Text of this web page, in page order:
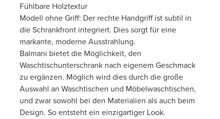
Fühlbare Holztextur
Modell ohne Griff: Der rechte Handgriff ist subtil in
die Schrankfront integriert. Dies sorgt für eine
markante, moderne Ausstrahlung.
Balmani bietet die Möglichkeit, den
Waschtischunterschrank nach eigenem Geschmack
zu ergänzen. Möglich wird dies durch die große
Auswahl an Waschtischen und Möbelwaschtischen,
und zwar sowohl bei den Materialien als auch beim
Design. So entsteht ein einzigartiger Look.